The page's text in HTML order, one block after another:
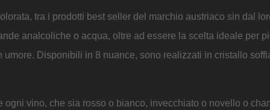
tra i prodotti best seller del marchio austriaco sin dal
analcoliche o acqua, oltre ad essere la scelta ideale per
Disponibili in 8 nuance, sono realizzati in cristallo
vino, che sia rosso o bianco, invecchiato o novello o